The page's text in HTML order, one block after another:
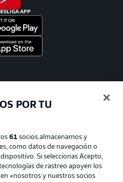
APP
POR TU
61 socios almacenamos y
como datos de navegación o
Si seleccionas Acepto,
de rastreo apoyen los
«nosotros y nuestros socios